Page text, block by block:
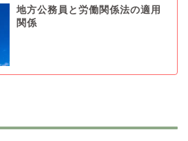
地方公務員と労働関係法の適用
関係